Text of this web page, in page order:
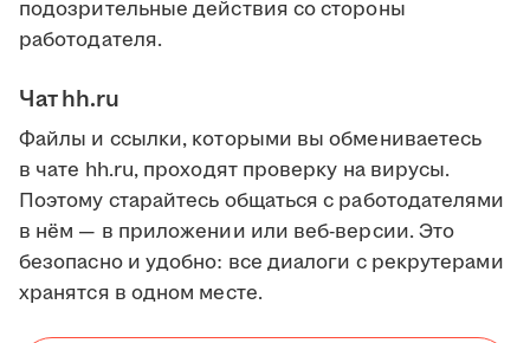
подозрительные действия со стороны
работодателя.
Чат hh.ru
Файлы и ссылки, которыми вы обмениваетесь
в чате hh.ru, проходят проверку на вирусы.
Поэтому старайтесь общаться с работодателями
в нём — в приложении или веб-версии. Это
безопасно и удобно: все диалоги с рекрутерами
хранятся в одном месте.